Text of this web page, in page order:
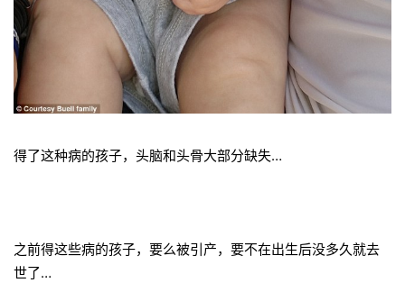
得了这种病的孩子，头脑和头骨大部分缺失…
之前得这些病的孩子，要么被引产，要不在出生后没多久就去
世了…